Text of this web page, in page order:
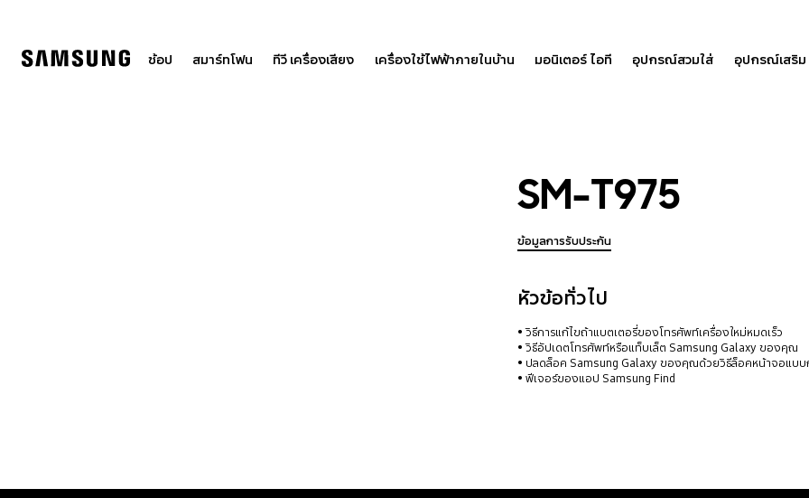
ช้อป สมาร์ทโฟน ทีวี เครื่องเสียง เครื่องใช้ไฟฟ้าภายในบ้าน มอนิเตอร์ ไอที อุปกรณ์สวมใส่ อุปกรณ์เสริม
SM-T975
ข้อมูลการรับประกัน
หัวข้อทั่วไป
วิธีการแก้ไขถ้าแบตเตอรี่ของโทรศัพท์เครื่องใหม่หมดเร็ว
วิธีอัปเดตโทรศัพท์หรือแท็บเล็ต Samsung Galaxy ของคุณ
ปลดล็อค Samsung Galaxy ของคุณด้วยวิธีล็อคหน้าจอแบบ
ฟีเจอร์ของแอป Samsung Find